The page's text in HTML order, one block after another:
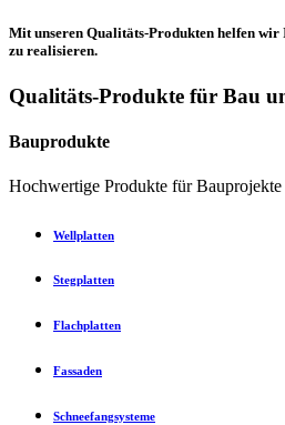
Mit unseren Qualitäts-Produkten helfen
zu realisieren.
Qualitäts-Produkte für Bau
Bauprodukte
Hochwertige Produkte für Bauprojekte
Wellplatten
Stegplatten
Flachplatten
Fassaden
Schneefangsysteme